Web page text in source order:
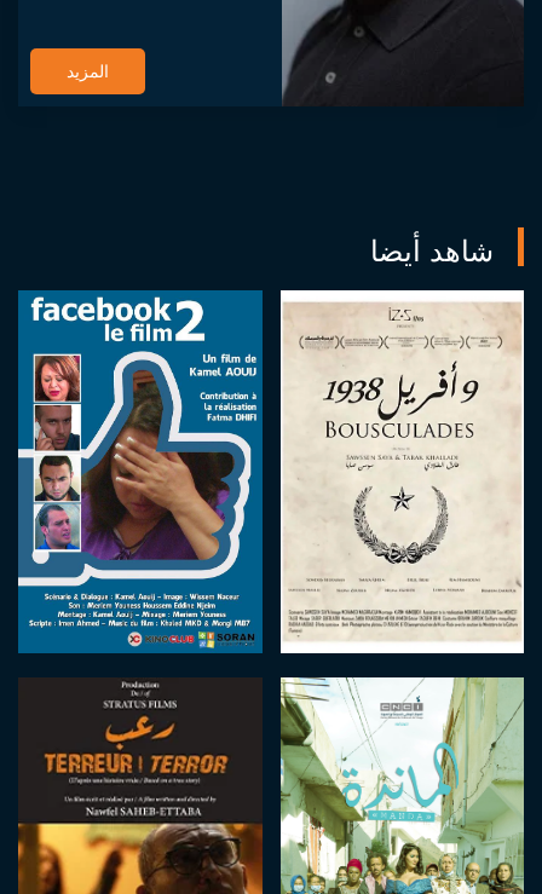
أبرزها فيلمه الراقص
المزيد
شاهد أيضا